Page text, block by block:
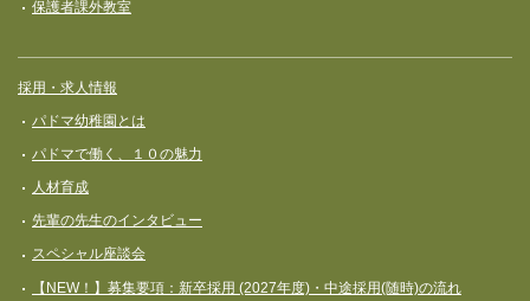
保護者課外教室
採用・求人情報
パドマ幼稚園とは
パドマで働く、１０の魅力
人材育成
先輩の先生のインタビュー
スペシャル座談会
【NEW！】募集要項：新卒採用 (2027年度)・中途採用(随時)の流れ